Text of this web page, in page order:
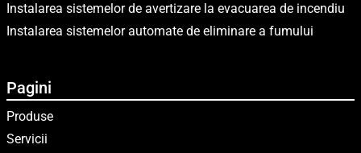
Instalarea sistemelor de avertizare la evacuarea de incendiu
Instalarea sistemelor automate de eliminare a fumului
Pagini
Produse
Servicii